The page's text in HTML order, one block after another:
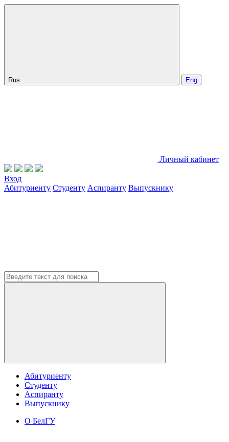
Rus Eng
Личный кабинет
Вход
Абитуриенту Студенту Аспиранту Выпускнику
Абитуриенту
Студенту
Аспиранту
Выпускнику
О БелГУ